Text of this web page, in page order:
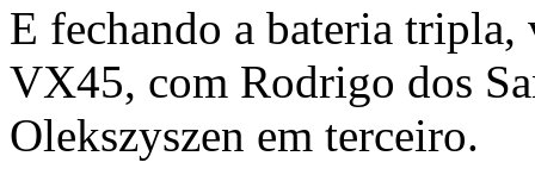
E fechando a bateria
VX45, com Rodrigo dos
Olekszyszen em terceiro.